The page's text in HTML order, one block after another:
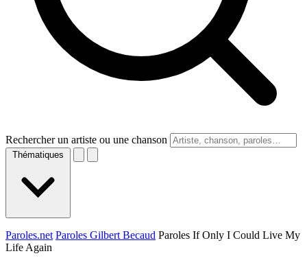
Rechercher un artiste ou une chanson
Thématiques
Paroles.net Paroles Gilbert Becaud Paroles If Only I Could Live My
Life Again